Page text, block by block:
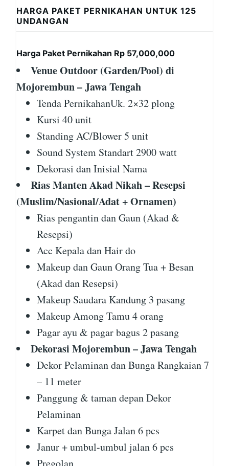
HARGA PAKET PERNIKAHAN UNTUK 125
UNDANGAN
Harga Paket Pernikahan Rp 57,000,000
Venue Outdoor (Garden/Pool) di
Mojorembun – Jawa Tengah
Tenda PernikahanUk. 2×32 plong
Kursi 40 unit
Standing AC/Blower 5 unit
Sound System Standart 2900 watt
Dekorasi dan Inisial Nama
Rias Manten Akad Nikah – Resepsi
(Muslim/Nasional/Adat + Ornamen)
Rias pengantin dan Gaun (Akad &
Resepsi)
Acc Kepala dan Hair do
Makeup dan Gaun Orang Tua + Besan
(Akad dan Resepsi)
Makeup Saudara Kandung 3 pasang
Makeup Among Tamu 4 orang
Pagar ayu & pagar bagus 2 pasang
Dekorasi Mojorembun – Jawa Tengah
Dekor Pelaminan dan Bunga Rangkaian 7
– 11 meter
Panggung & taman depan Dekor
Pelaminan
Karpet dan Bunga Jalan 6 pcs
Janur + umbul-umbul jalan 6 pcs